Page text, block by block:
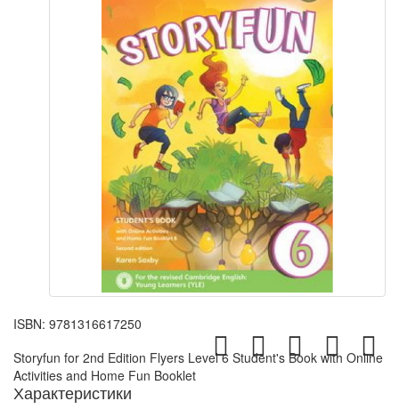
ISBN: 9781316617250
Storyfun for 2nd Edition Flyers Level 6 Student's Book with Online
Activities and Home Fun Booklet
Характеристики